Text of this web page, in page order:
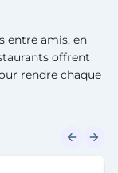
entre amis, en
offrent
rendre chaque